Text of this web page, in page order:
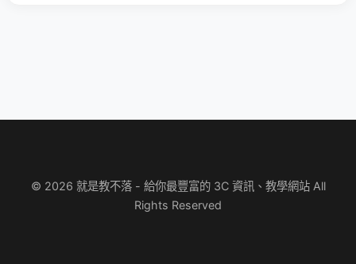
© 2026 就是教不落 - 給你最豐富的 3C 資訊、教學網站 All
Rights Reserved